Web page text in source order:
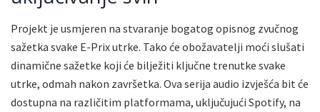
Projekt je usmjeren na stvaranje bogatog opisnog zvučnog
sažetka svake E-Prix utrke. Tako će obožavatelji moći slušati
dinamične sažetke koji će bilježiti ključne trenutke svake
utrke, odmah nakon završetka. Ova serija audio izvješća bit će
dostupna na različitim platformama, uključujući Spotify, na